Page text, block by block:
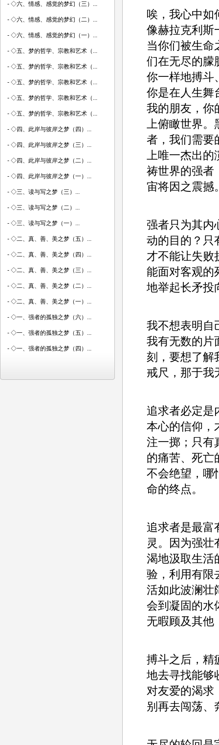
唉，我心中如
像赫拉克利斯
当你们被生命
们在无尽的朦
你一样地搏斗
你是在人生舞
我的朋友，你
上俯瞰世界
者，我们需要
上唯一杰出
祷世界的强者
宙将因之震撼
强者只为其内
动的目的？只
才不能让失败
能面对客观的
地举起长矛投
我不想表明自
我有无数的片
刻，要想了解
戒尺，那于我
追求者必定是
本心的信仰，
注一掷；只有
的痛苦、死亡
不会绝望，哪
命的终点。
追求者是最富
灵。因为强壮
渴地汲取生活
验，利用有限
活如此波澜壮
会到凝固的水
无暇顾及其他
搏斗之后，精
地去寻找能够
对友爱的渴求
别再去闯荡、
- ◇六、情感、感觉的梦幻（三）...
- ◇六、情感、感觉的梦幻（二）...
- ◇六、情感、感觉的梦幻（一）...
- ◇五、梦的哲学、宗教和艺术（...
- ◇五、梦的哲学、宗教和艺术（...
- ◇五、梦的哲学、宗教和艺术（...
- ◇五、梦的哲学、宗教和艺术（...
- ◇五、梦的哲学、宗教和艺术（...
- ◇四、此岸与彼岸之梦（四）...
- ◇四、此岸与彼岸之梦（三）...
- ◇四、此岸与彼岸之梦（二）...
- ◇四、此岸与彼岸之梦（一）...
- ◇三、读与写之梦（三）...
- ◇三、读与写之梦（二）...
- ◇三、读与写之梦（一）...
- ◇二、真、善、美之梦（五）...
- ◇二、真、善、美之梦（四）...
- ◇二、真、善、美之梦（三）...
- ◇二、真、善、美之梦（二）...
- ◇二、真、善、美之梦（一）...
- ◇一、强者的孤独之梦（六）...
- ◇一、强者的孤独之梦（五）...
- ◇一、强者的孤独之梦（四）...